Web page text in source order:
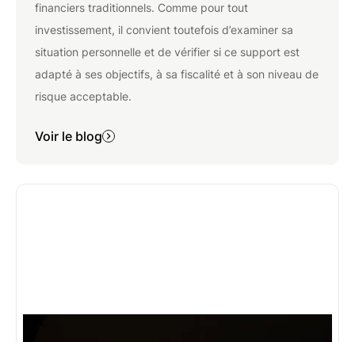
financiers traditionnels. Comme pour tout
investissement, il convient toutefois d’examiner sa
situation personnelle et de vérifier si ce support est
adapté à ses objectifs, à sa fiscalité et à son niveau de
risque acceptable.
Voir le blog